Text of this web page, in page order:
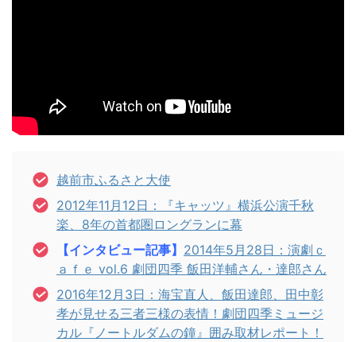
越前市ふるさと大使
2012年11月12日：『キャッツ』横浜公演千秋
楽、8年の首都圏ロングランに幕
【インタビュー記事】 2014年5月28日：演劇ｃ
ａｆｅ vol.6 劇団四季 飯田洋輔さん・達郎さん
2016年12月3日：海宝直人、飯田達郎、田中彰
孝が見せる三者三様の表情！劇団四季ミュージ
カル『ノートルダムの鐘』囲み取材レポート！